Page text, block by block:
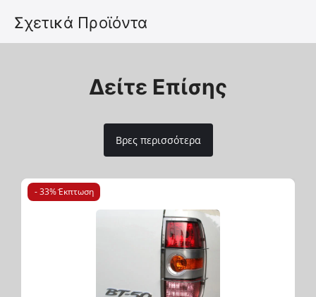
Σχετικά Προϊόντα
Δείτε Επίσης
Βρες περισσότερα
- 33% Έκπτωση